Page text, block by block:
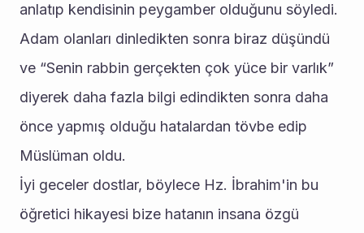
anlatıp kendisinin peygamber olduğunu söyledi.
Adam olanları dinledikten sonra biraz düşündü
ve “Senin rabbin gerçekten çok yüce bir varlık”
diyerek daha fazla bilgi edindikten sonra daha
önce yapmış olduğu hatalardan tövbe edip
Müslüman oldu.
İyi geceler dostlar, böylece Hz. İbrahim'in bu
öğretici hikayesi bize hatanın insana özgü